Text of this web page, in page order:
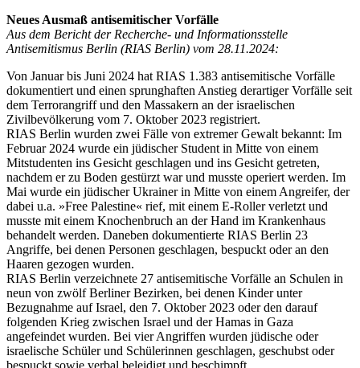
Neues Ausmaß antisemitischer Vorfälle
Aus dem Bericht der Recherche- und Informationsstelle
Antisemitismus Berlin (RIAS Berlin) vom 28.11.2024:
Von Januar bis Juni 2024 hat RIAS 1.383 antisemitische Vorfälle
dokumentiert und einen sprunghaften Anstieg derartiger Vorfälle seit
dem Terrorangriff und den Massakern an der israelischen
Zivilbevölkerung vom 7. Oktober 2023 registriert.
RIAS Berlin wurden zwei Fälle von extremer Gewalt bekannt: Im
Februar 2024 wurde ein jüdischer Student in Mitte von einem
Mitstudenten ins Gesicht geschlagen und ins Gesicht getreten,
nachdem er zu Boden gestürzt war und musste operiert werden. Im
Mai wurde ein jüdischer Ukrainer in Mitte von einem Angreifer, der
dabei u.a. »Free Palestine« rief, mit einem E-Roller verletzt und
musste mit einem Knochenbruch an der Hand im Krankenhaus
behandelt werden. Daneben dokumentierte RIAS Berlin 23
Angriffe, bei denen Personen geschlagen, bespuckt oder an den
Haaren gezogen wurden.
RIAS Berlin verzeichnete 27 antisemitische Vorfälle an Schulen in
neun von zwölf Berliner Bezirken, bei denen Kinder unter
Bezugnahme auf Israel, den 7. Oktober 2023 oder den darauf
folgenden Krieg zwischen Israel und der Hamas in Gaza
angefeindet wurden. Bei vier Angriffen wurden jüdische oder
israelische Schüler und Schülerinnen geschlagen, geschubst oder
bespuckt sowie verbal beleidigt und beschimpft.